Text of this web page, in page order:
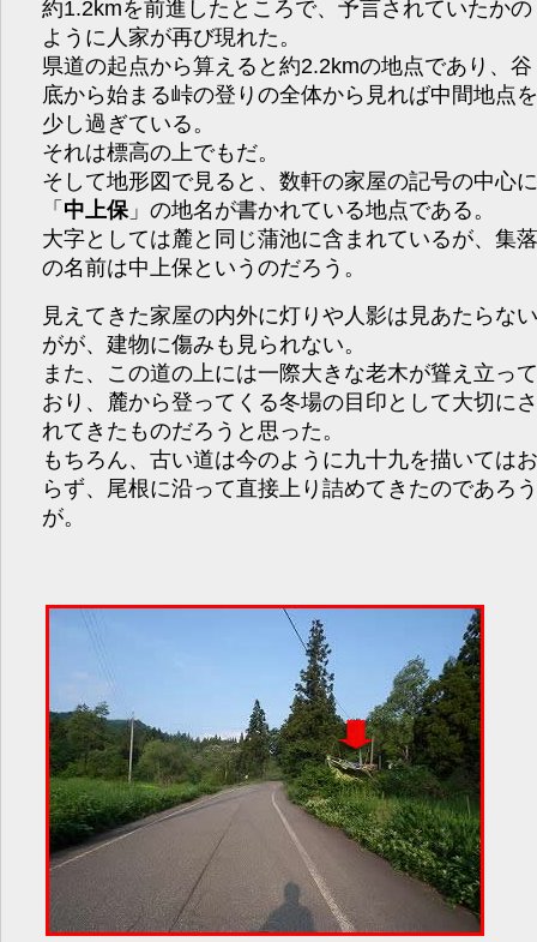
約1.2kmを前進したところで、予言されていたかの
ように人家が再び現れた。
県道の起点から算えると約2.2kmの地点であり、谷
底から始まる峠の登りの全体から見れば中間地点
少し過ぎている。
それは標高の上でもだ。
そして地形図で見ると、数軒の家屋の記号の中心
「 中上保」の地名が書かれている地点である。
大字としては麓と同じ蒲池に含まれているが、集
の名前は中上保というのだろう。
見えてきた家屋の内外に灯りや人影は見あたらな
がが、建物に傷みも見られない。
また、この道の上には一際大きな老木が聳え立っ
おり、麓から登ってくる冬場の目印として大切に
れてきたものだろうと思った。
もちろん、古い道は今のように九十九を描いては
らず、尾根に沿って直接上り詰めてきたのであろ
が。